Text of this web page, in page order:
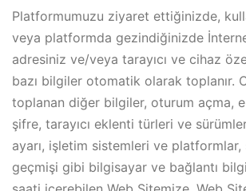
Platformumuzu ziyaret ettiğinizde,
veya platformda gezindiğinizde
adresiniz ve/veya tarayıcı ve cihaz
bazı bilgiler otomatik olarak toplanır.
toplanan diğer bilgiler, oturum açma,
şifre, tarayıcı eklenti türleri ve
ayarı, işletim sistemleri ve platformlar,
geçmişi gibi bilgisayar ve bağlantı